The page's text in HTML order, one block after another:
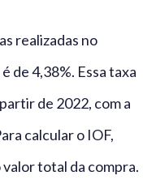
realizadas no
de 4,38%. Essa taxa
de 2022, com a
calcular o IOF,
total da compra.